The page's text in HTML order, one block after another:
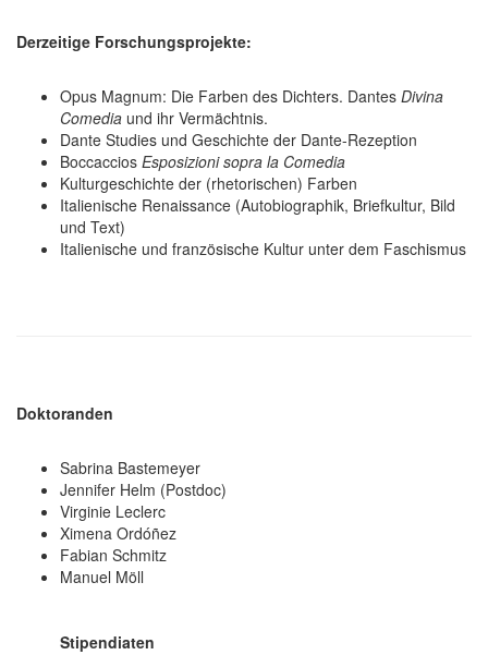
Derzeitige Forschungsprojekte:
Opus Magnum: Die Farben des Dichters. Dantes Divina
Comedia und ihr Vermächtnis.
Dante Studies und Geschichte der Dante-Rezeption
Boccaccios Esposizioni sopra la Comedia
Kulturgeschichte der (rhetorischen) Farben
Italienische Renaissance (Autobiographik, Briefkultur, Bild
und Text)
Italienische und französische Kultur unter dem Faschismus
Doktoranden
Sabrina Bastemeyer
Jennifer Helm (Postdoc)
Virginie Leclerc
Ximena Ordóñez
Fabian Schmitz
Manuel Möll
Stipendiaten